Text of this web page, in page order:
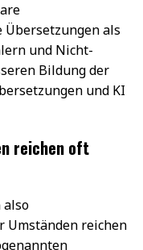
als
und Nicht-
Bildung der
und KI
reichen oft
also
Umständen reichen